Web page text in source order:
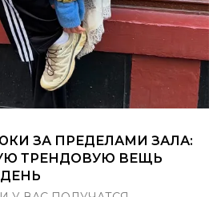
ЗА ПРЕДЕЛАМИ ЗАЛА:
ТРЕНДОВУЮ ВЕЩЬ